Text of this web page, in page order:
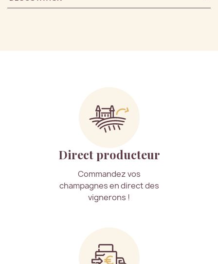
Direct producteur
Commandez vos
champagnes en direct des
vignerons !